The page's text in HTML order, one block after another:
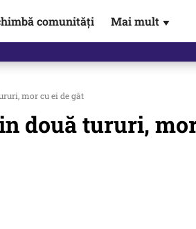
comunități Mai mult ▼
mor cu ei de gât
două tururi,